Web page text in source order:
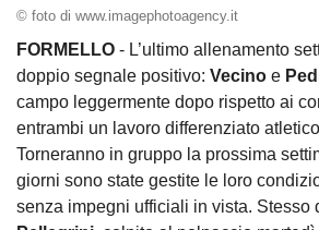
© foto di www.imagephotoagency.it
FORMELLO - L’ultimo allenamento
doppio segnale positivo: Vecino e
campo leggermente dopo rispetto ai
entrambi un lavoro differenziato
Torneranno in gruppo la prossima
giorni sono state gestite le loro
senza impegni ufficiali in vista. Stesso